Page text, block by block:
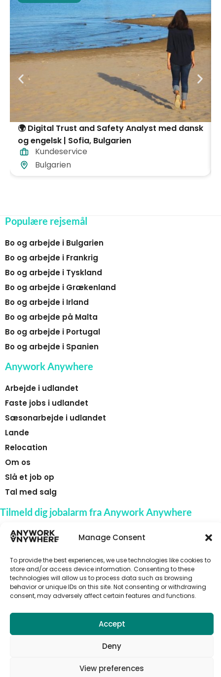
Manage Consent
To provide the best experiences, we use technologies like cookies to
store and/or access device information. Consenting to these
technologies will allow us to process data such as browsing
behavior or unique IDs on this site. Not consenting or withdrawing
consent, may adversely affect certain features and functions.
Accept
Deny
View preferences
🌍 Digital Trust and Safety Analyst med dansk
og engelsk | Sofia, Bulgarien
Kundeservice
Bulgarien
Populære rejsemål
Bo og arbejde i Bulgarien
Bo og arbejde i Frankrig
Bo og arbejde i Tyskland
Bo og arbejde i Grækenland
Bo og arbejde i Irland
Bo og arbejde på Malta
Bo og arbejde i Portugal
Bo og arbejde i Spanien
Anywork Anywhere
Arbejde i udlandet
Faste jobs i udlandet
Sæsonarbejde i udlandet
Lande
Relocation
Om os
Slå et job op
Tal med salg
Tilmeld dig jobalarm fra Anywork Anywhere
🌞 MODTAG JOBADVARSLER